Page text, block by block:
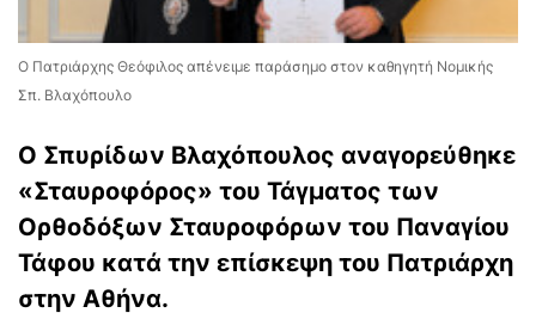
Ο Πατριάρχης Θεόφιλος απένειμε παράσημο στον καθηγητή Νομικής
Σπ. Βλαχόπουλο
Ο Σπυρίδων Βλαχόπουλος αναγορεύθηκε
«Σταυροφόρος» του Τάγματος των
Ορθοδόξων Σταυροφόρων του Παναγίου
Τάφου κατά την επίσκεψη του Πατριάρχη
στην Αθήνα.